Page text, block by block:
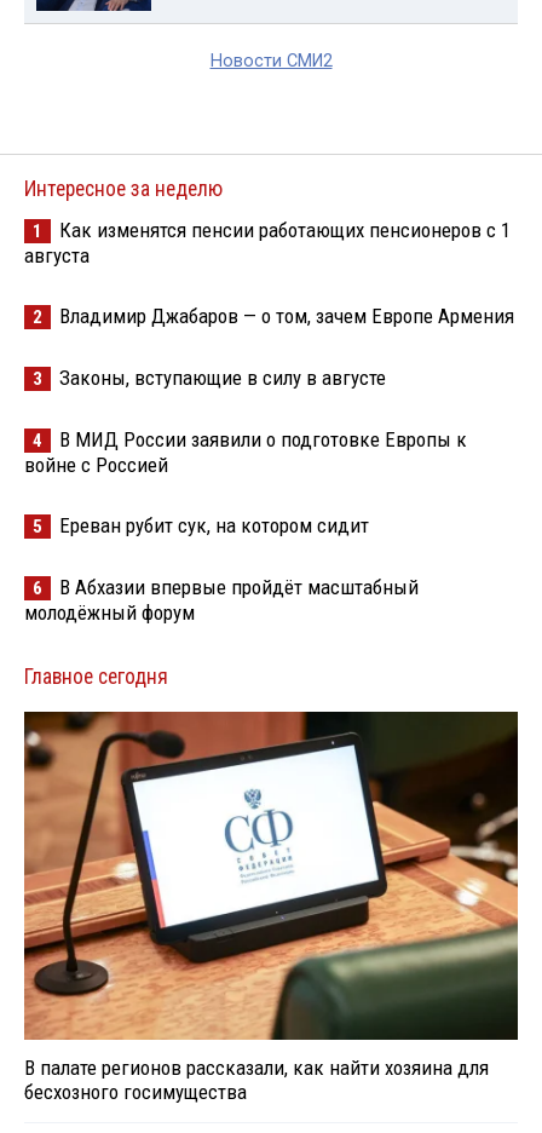
Новости СМИ2
Интересное за неделю
1
Как изменятся пенсии работающих пенсионеров с 1
августа
2 Владимир Джабаров — о том, зачем Европе Армения
3 Законы, вступающие в силу в августе
4
В МИД России заявили о подготовке Европы к
войне с Россией
5 Ереван рубит сук, на котором сидит
6
В Абхазии впервые пройдёт масштабный
молодёжный форум
Главное сегодня
В палате регионов рассказали, как найти хозяина для
бесхозного госимущества